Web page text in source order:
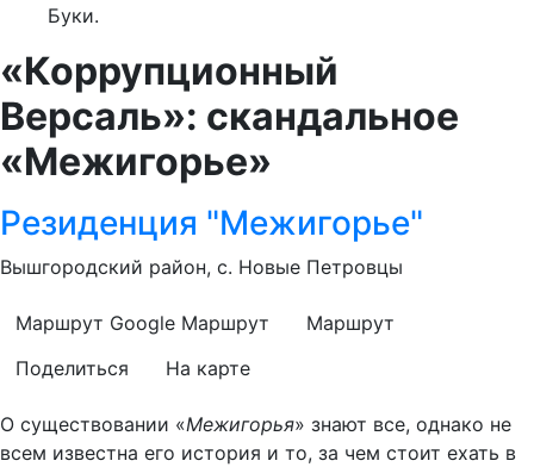
Буки.
«Коррупционный
Версаль»: скандальное
«Межигорье»
Резиденция "Межигорье"
Вышгородский район, с. Новые Петровцы
Маршрут Google Маршрут
Маршрут
Поделиться
На карте
О существовании «Межигорья» знают все, однако не
всем известна его история и то, за чем стоит ехать в